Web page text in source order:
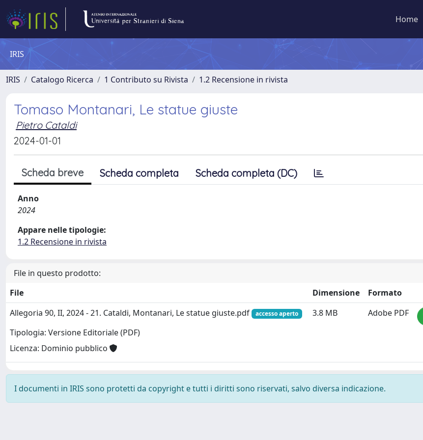
Home
IRIS
IRIS Catalogo Ricerca 1 Contributo su Rivista 1.2 Recensione in rivista
Tomaso Montanari, Le statue giuste
Pietro Cataldi
2024-01-01
Scheda breve Scheda completa Scheda completa (DC)
Anno
2024
Appare nelle tipologie:
1.2 Recensione in rivista
File in questo prodotto:
File
Dimensione
Formato
Allegoria 90, II, 2024 - 21. Cataldi, Montanari, Le statue giuste.pdf
accesso aperto
Tipologia: Versione Editoriale (PDF)
Licenza: Dominio pubblico
3.8 MB Adobe PDF
I documenti in IRIS sono protetti da copyright e tutti i diritti sono riservati, salvo diversa indicazione.